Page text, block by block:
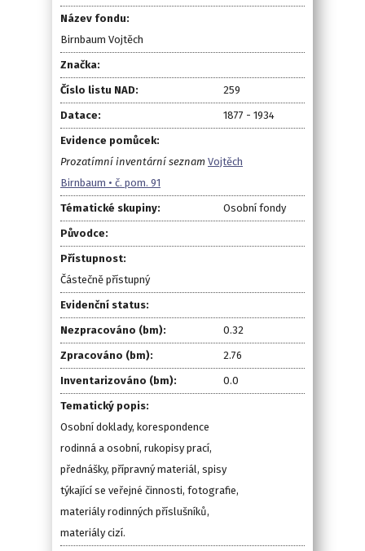
Název fondu:
Birnbaum Vojtěch
Značka:
Číslo listu NAD: 259
Datace: 1877 - 1934
Evidence pomůcek:
Prozatímní inventární seznam Vojtěch
Birnbaum • č. pom. 91
Tématické skupiny: Osobní fondy
Původce:
Přístupnost:
Částečně přístupný
Evidenční status:
Nezpracováno (bm): 0.32
Zpracováno (bm): 2.76
Inventarizováno (bm): 0.0
Tematický popis:
Osobní doklady, korespondence
rodinná a osobní, rukopisy prací,
přednášky, přípravný materiál, spisy
týkající se veřejné činnosti, fotografie,
materiály rodinných příslušníků,
materiály cizí.